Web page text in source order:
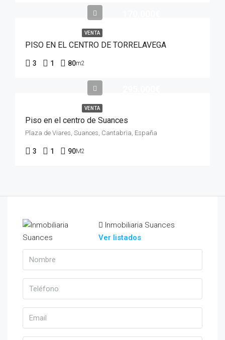
VENTA
PISO EN EL CENTRO DE TORRELAVEGA
3 1 80m2
VENTA
Piso en el centro de Suances
Plaza de Viares, Suances, Cantabria, España
3 1 90M2
Inmobiliaria Suances
Ver listados